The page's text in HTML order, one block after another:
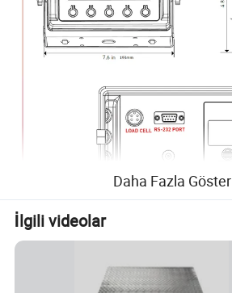
Daha Fazla Göster
İlgili videolar